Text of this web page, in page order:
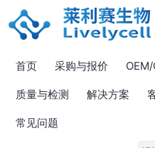
首页 采购与报价
质量与检测 解决方案
常见问题